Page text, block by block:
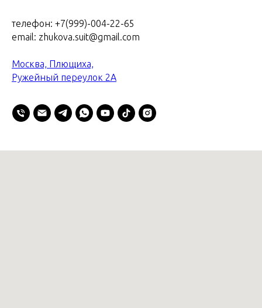
телефон: +7(999)-004-22-65
email: zhukova.suit@gmail.com
Москва, Плющиха,
Ружейный переулок 2А